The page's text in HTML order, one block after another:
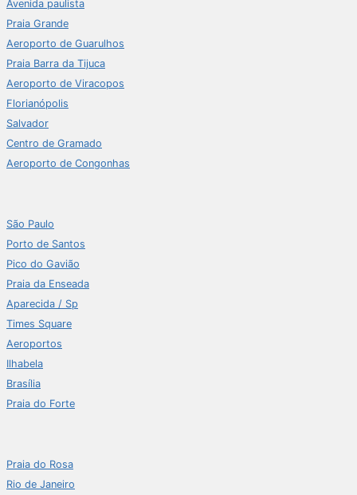
Avenida paulista
Praia Grande
Aeroporto de Guarulhos
Praia Barra da Tijuca
Aeroporto de Viracopos
Florianópolis
Salvador
Centro de Gramado
Aeroporto de Congonhas
São Paulo
Porto de Santos
Pico do Gavião
Praia da Enseada
Aparecida / Sp
Times Square
Aeroportos
Ilhabela
Brasília
Praia do Forte
Praia do Rosa
Rio de Janeiro